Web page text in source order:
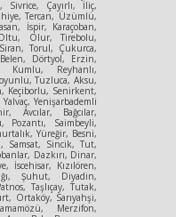
Sivrice, Çayırlı, İliç,
Tercan, Üzümlü,
İspir, Karaçoban,
Olur, Tirebolu,
Torul, Çukurca,
Dörtyol, Erzin,
Kumlu, Reyhanlı,
Tuzluca, Aksu,
Keçiborlu, Senirkent,
Yenişarbademli
Avcılar, Bağcılar,
Pozantı, Saimbeyli,
Yüreğir, Besni,
Samsat, Sincik, Tut,
Dazkırı, Dinar,
İscehisar, Kızılören,
Şuhut, Diyadin,
Taşlıçay, Tutak,
Ortaköy, Sarıyahşi,
Merzifon,